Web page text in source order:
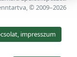
© 2009–2026
impresszum